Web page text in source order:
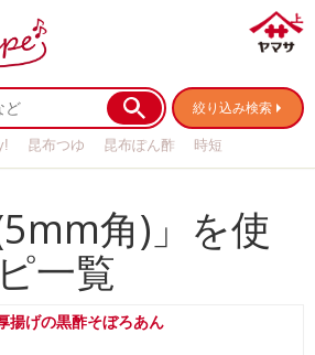
絞り込み検索
昆布つゆ 昆布ぽん酢
時短
角)」を使
一覧
揚げの黒酢そぼろあん